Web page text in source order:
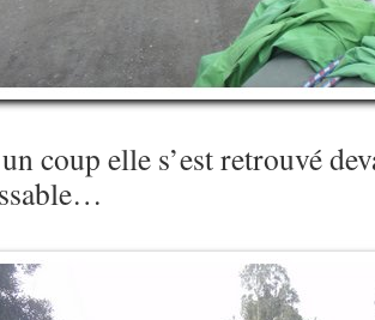
coup elle s’est retrouvé